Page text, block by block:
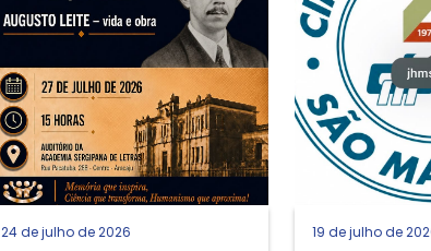
24 de julho de 2026 19 de julho de